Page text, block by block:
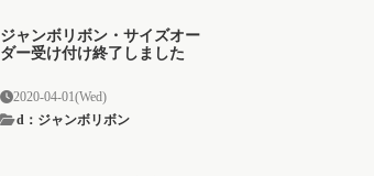
ジャンボリボン・サイズオー
ダー受け付け終了しました
2020-04-01(Wed)
d：ジャンボリボン